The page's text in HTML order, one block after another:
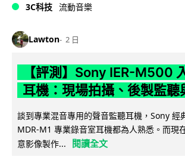
3C科技 流動音樂
Lawton 2 日
【評測】Sony IER-M500
耳機：現場拍攝、後製監聽
談到專業混音專用的聲音監聽耳機，Sony 經
MDR-M1 專業錄音室耳機都為人熟悉。而現
意影像製作...
閱讀全文